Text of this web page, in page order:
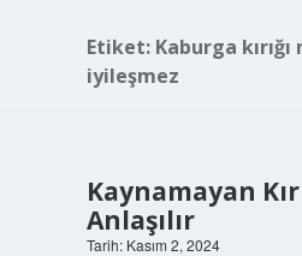
Etiket: Kaburga kırığı
iyileşmez
Kaynamayan
Anlaşılır
Tarih: Kasım 2, 2024